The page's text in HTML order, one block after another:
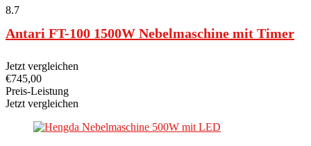
8.7
Antari FT-100 1500W Nebelmaschine mit Timer
Jetzt vergleichen
€745,00
Preis-Leistung
Jetzt vergleichen